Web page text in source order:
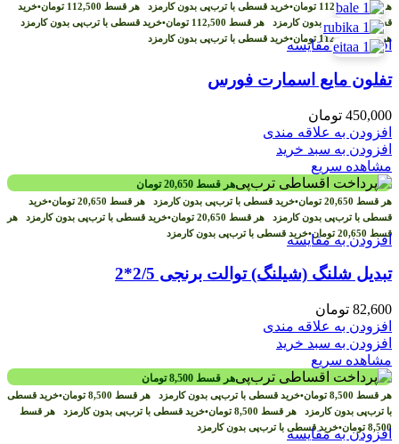
هر قسط112,500 تومان•خرید قسطی با ترب‌پی بدون کارمزد هر قسط 112,500 تومان•خرید
قسطی با ترب‌پی بدون کارمزد هر قسط 112,500 تومان•خرید قسطی با ترب‌پی بدون کارمزد
هر قسط
112,500 تومان•خرید قسطی با ترب‌پی بدون کارمزدافزودن به مقایسه
تفلون مایع اسمارت فورس
450,000 تومان
افزودن به علاقه مندی
افزودن به سبد خرید
مشاهده سریع
هر قسط 20,650 تومان
هر قسط 20,650 تومان•خرید قسطی با ترب‌پی بدون کارمزد هر قسط 20,650 تومان•خرید
قسطی با ترب‌پی بدون کارمزد هر قسط 20,650 تومان•خرید قسطی با ترب‌پی بدون کارمزد هر
قسط 20,650 تومان•خرید قسطی با ترب‌پی بدون کارمزدافزودن به مقایسه
تبدیل شلنگ (شیلنگ) توالت برنجی 2/5*2
82,600 تومان
افزودن به علاقه مندی
افزودن به سبد خرید
مشاهده سریع
هر قسط 8,500 تومان
هر قسط 8,500 تومان•خرید قسطی با ترب‌پی بدون کارمزد هر قسط 8,500 تومان•خرید قسطی
با ترب‌پی بدون کارمزد هر قسط 8,500 تومان•خرید قسطی با ترب‌پی بدون کارمزد هر قسط
8,500 تومان•خرید قسطی با ترب‌پی بدون کارمزدافزودن به مقایسه